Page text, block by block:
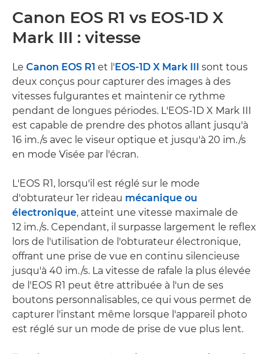
Canon EOS R1 vs EOS-1D X
Mark III : vitesse
Le Canon EOS R1 et l'EOS-1D X Mark III sont tous
deux conçus pour capturer des images à des
vitesses fulgurantes et maintenir ce rythme
pendant de longues périodes. L'EOS-1D X Mark III
est capable de prendre des photos allant jusqu'à
16 im./s avec le viseur optique et jusqu'à 20 im./s
en mode Visée par l'écran.
L'EOS R1, lorsqu'il est réglé sur le mode
d'obturateur 1er rideau mécanique ou
électronique, atteint une vitesse maximale de
12 im./s. Cependant, il surpasse largement le reflex
lors de l'utilisation de l'obturateur électronique,
offrant une prise de vue en continu silencieuse
jusqu'à 40 im./s. La vitesse de rafale la plus élevée
de l'EOS R1 peut être attribuée à l'un de ses
boutons personnalisables, ce qui vous permet de
capturer l'instant même lorsque l'appareil photo
est réglé sur un mode de prise de vue plus lent.